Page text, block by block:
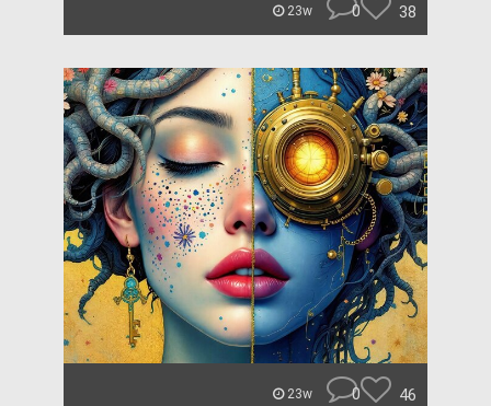
23w 0 38
23w 0 46